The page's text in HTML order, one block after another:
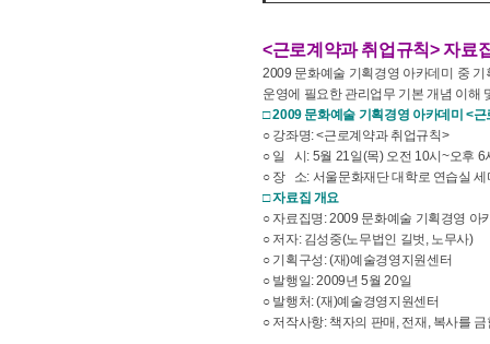
<근로계약과 취업규칙> 자료
2009 문화예술 기획경영 아카데미 중
운영에 필요한 관리업무 기본 개념 이해
□ 2009 문화예술 기획경영 아카데미 <
○ 강좌명: <근로계약과 취업규칙>
○ 일 시: 5월 21일(목) 오전 10시~오후 6
○ 장 소: 서울문화재단 대학로 연습실 세
□ 자료집 개요
○ 자료집명: 2009 문화예술 기획경영 아
○ 저자: 김성중(노무법인 길벗, 노무사)
○ 기획구성: (재)예술경영지원센터
○ 발행일: 2009년 5월 20일
○ 발행처: (재)예술경영지원센터
○ 저작사항: 책자의 판매, 전재, 복사를 금